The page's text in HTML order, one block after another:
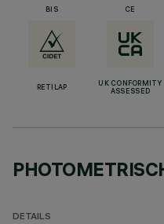
BIS CE
RETILAP
UK CONFORMITY
ASSESSED
DETAILS